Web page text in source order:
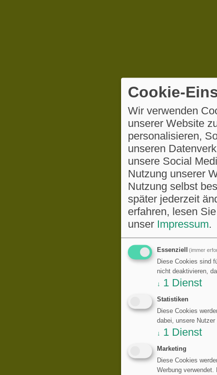
Cookie-
Wir verwenden
unserer Website
personalisieren,
unseren
unsere Social
Nutzung unserer
Nutzung selbst
später jederzeit
erfahren, lesen
unser Impressum.
Essenziell (immer
Diese Cookies sind
nicht deaktivieren,
↓ 1 Dienst
Statistiken
Diese Cookies
dabei, unsere
↓ 1 Dienst
Marketing
Diese Cookies
Werbung